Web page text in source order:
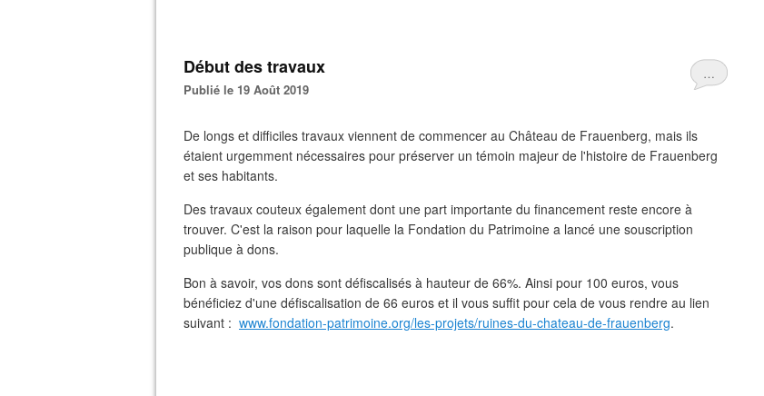
…
Début des travaux
Publié le 19 Août 2019
De longs et difficiles travaux viennent de commencer au Château de Frauenberg, mais ils
étaient urgemment nécessaires pour préserver un témoin majeur de l'histoire de Frauenberg
et ses habitants.
Des travaux couteux également dont une part importante du financement reste encore à
trouver. C'est la raison pour laquelle la Fondation du Patrimoine a lancé une souscription
publique à dons.
Bon à savoir, vos dons sont défiscalisés à hauteur de 66%. Ainsi pour 100 euros, vous
bénéficiez d'une défiscalisation de 66 euros et il vous suffit pour cela de vous rendre au lien
suivant : www.fondation-patrimoine.org/les-projets/ruines-du-chateau-de-frauenberg.